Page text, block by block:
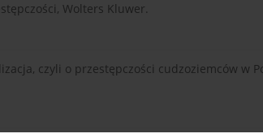
Wolters Kluwer.
czyli o przestępczości cudzoziemców w